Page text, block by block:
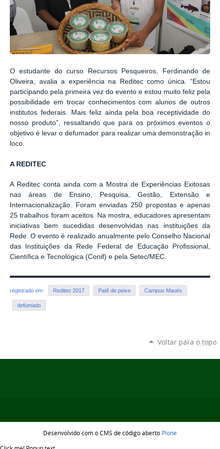
O estudante do curso Recursos Pesqueiros, Ferdinando de
Oliveira, avalia a experiência na Reditec como única. “Estou
participando pela primeira vez do evento e estou muito feliz pela
possibilidade em trocar conhecimentos com alunos de outros
institutos federais. Mais feliz ainda pela boa receptividade do
nosso produto”, ressaltando que para os próximos eventos o
objetivo é levar o defumador para realizar uma demonstração in
loco.
A REDITEC
A Reditec conta ainda com a Mostra de Experiências Exitosas
nas áreas de Ensino, Pesquisa, Gestão, Extensão e
Internacionalização. Foram enviadas 250 propostas e apenas
25 trabalhos foram aceitos. Na mostra, educadores apresentam
iniciativas bem sucedidas desenvolvidas nas instituições da
Rede. O evento é realizado anualmente pelo Conselho Nacional
das Instituições da Rede Federal de Educação Profissional,
Científica e Tecnológica (Conif) e pela Setec/MEC.
registrado em: Reditec 2017 Patê de peixe Campus Maués
defumado
Voltar para o topo
Desenvolvido com o CMS de código aberto Plone